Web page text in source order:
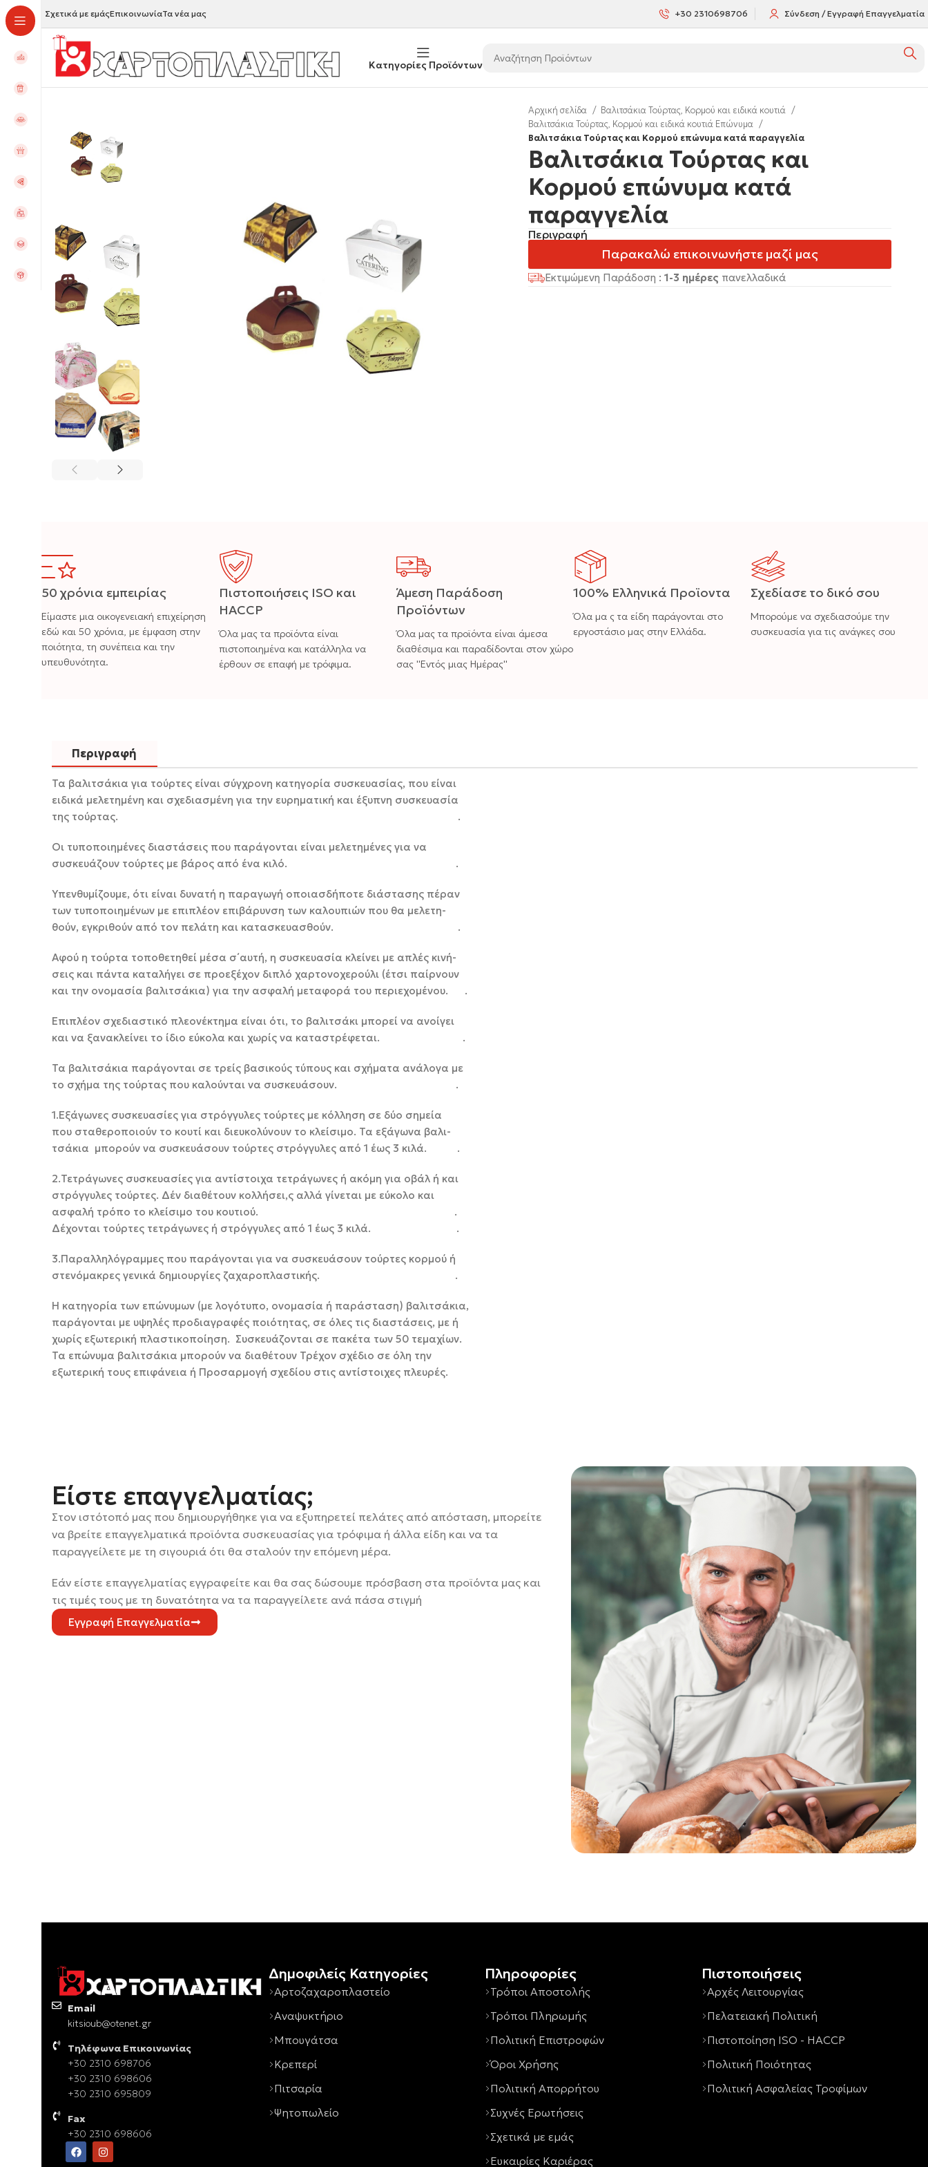
Σχετικά με εμάςΕπικοινωνίαΤα νέα μας +30 2310698706 Σύνδεση / Εγγραφή Επαγγελματία
Κατηγορίες Προϊόντων
Αρχική σελίδα
Βαλιτσάκια Τούρτας, Κορμού και ειδικά κουτιά
Βαλιτσάκια Τούρτας, Κορμού και ειδικά κουτιά Επώνυμα
Βαλιτσάκια Τούρτας και Κορμού επώνυμα κατά παραγγελία
Βαλιτσάκια Τούρτας και
Κορμού επώνυμα κατά
παραγγελία
Περιγραφή
Παρακαλώ επικοινωνήστε μαζί μας
Εκτιμώμενη Παράδοση : 1-3 ημέρες πανελλαδικά
50 χρόνια εμπειρίας
Είμαστε μια οικογενειακή επιχείρηση
εδώ και 50 χρόνια, με έμφαση στην
ποιότητα, τη συνέπεια και την
υπευθυνότητα.
Πιστοποιήσεις ISO και
HACCP
Όλα μας τα προϊόντα είναι
πιστοποιημένα και κατάλληλα να
έρθουν σε επαφή με τρόφιμα.
Άμεση Παράδοση
Προϊόντων
Όλα μας τα προϊόντα είναι άμεσα
διαθέσιμα και παραδίδονται στον χώρο
σας ''Εντός μιας Ημέρας''
100% Ελληνικά Προϊοντα
Όλα μα ς τα είδη παράγονται στο
εργοστάσιο μας στην Ελλάδα.
Σχεδίασε το δικό σου
Μπορούμε να σχεδιασούμε την
συσκευασία για τις ανάγκες σου
Περιγραφή
Τα βαλιτσάκια για τούρτες είναι σύγχρονη κατηγορία συσκευασίας, που είναι
ειδικά μελετημένη και σχεδιασμένη για την ευρηματική και έξυπνη συσκευασία
της τούρτας. .
Οι τυποποιημένες διαστάσεις που παράγονται είναι μελετημένες για να
συσκευάζουν τούρτες με βάρος από ένα κιλό. .
Υπενθυμίζουμε, ότι είναι δυνατή η παραγωγή οποιασδήποτε διάστασης πέραν
των τυποποιημένων με επιπλέον επιβάρυνση των καλουπιών που θα μελετη-
θούν, εγκριθούν από τον πελάτη και κατασκευασθούν. .
Αφού η τούρτα τοποθετηθεί μέσα σ΄αυτή, η συσκευασία κλείνει με απλές κινή-
σεις και πάντα καταλήγει σε προεξέχον διπλό χαρτονοχερούλι (έτσι παίρνουν
και την ονομασία βαλιτσάκια) για την ασφαλή μεταφορά του περιεχομένου. .
Επιπλέον σχεδιαστικό πλεονέκτημα είναι ότι, το βαλιτσάκι μπορεί να ανοίγει
και να ξανακλείνει το ίδιο εύκολα και χωρίς να καταστρέφεται. .
Τα βαλιτσάκια παράγονται σε τρείς βασικούς τύπους και σχήματα ανάλογα με
το σχήμα της τούρτας που καλούνται να συσκευάσουν. .
1.Εξάγωνες συσκευασίες για στρόγγυλες τούρτες με κόλληση σε δύο σημεία
που σταθεροποιούν το κουτί και διευκολύνουν το κλείσιμο. Τα εξάγωνα βαλι-
τσάκια μπορούν να συσκευάσουν τούρτες στρόγγυλες από 1 έως 3 κιλά. .
2.Τετράγωνες συσκευασίες για αντίστοιχα τετράγωνες ή ακόμη για οβάλ ή και
στρόγγυλες τούρτες. Δέν διαθέτουν κολλήσει,ς αλλά γίνεται με εύκολο και
ασφαλή τρόπο το κλείσιμο του κουτιού. .
Δέχονται τούρτες τετράγωνες ή στρόγγυλες από 1 έως 3 κιλά. .
3.Παραλληλόγραμμες που παράγονται για να συσκευάσουν τούρτες κορμού ή
στενόμακρες γενικά δημιουργίες ζαχαροπλαστικής. .
Η κατηγορία των επώνυμων (με λογότυπο, ονομασία ή παράσταση) βαλιτσάκια,
παράγονται με υψηλές προδιαγραφές ποιότητας, σε όλες τις διαστάσεις, με ή
χωρίς εξωτερική πλαστικοποίηση. Συσκευάζονται σε πακέτα των 50 τεμαχίων.
Τα επώνυμα βαλιτσάκια μπορούν να διαθέτουν Τρέχον σχέδιο σε όλη την
εξωτερική τους επιφάνεια ή Προσαρμογή σχεδίου στις αντίστοιχες πλευρές.
Είστε επαγγελματίας;
Στον ιστότοπό μας που δημιουργήθηκε για να εξυπηρετεί πελάτες από απόσταση, μπορείτε
να βρείτε επαγγελματικά προϊόντα συσκευασίας για τρόφιμα ή άλλα είδη και να τα
παραγγείλετε με τη σιγουριά ότι θα σταλούν την επόμενη μέρα.
Εάν είστε επαγγελματίας εγγραφείτε και θα σας δώσουμε πρόσβαση στα προϊόντα μας και
τις τιμές τους με τη δυνατότητα να τα παραγγείλετε ανά πάσα στιγμή
Εγγραφή Επαγγελματία
Email
kitsioub@otenet.gr
Τηλέφωνα Επικοινωνίας
+30 2310 698706
+30 2310 698606
+30 2310 695809
Fax
+30 2310 698606
Δημοφιλείς Κατηγορίες
Αρτοζαχαροπλαστείο
Αναψυκτήριο
Μπουγάτσα
Κρεπερί
Πιτσαρία
Ψητοπωλείο
Πληροφορίες
Τρόποι Αποστολής
Τρόποι Πληρωμής
Πολιτική Επιστροφών
Όροι Χρήσης
Πολιτική Απορρήτου
Συχνές Ερωτήσεις
Σχετικά με εμάς
Ευκαιρίες Καριέρας
Πιστοποιήσεις
Αρχές Λειτουργίας
Πελατειακή Πολιτική
Πιστοποίηση ISO - HACCP
Πολιτική Ποιότητας
Πολιτική Ασφαλείας Τροφίμων